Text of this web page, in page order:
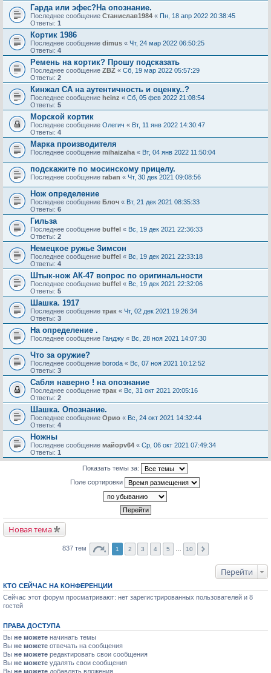
Гарда или эфес?На опознание.
Последнее сообщение Станислав1984 « Пн, 18 апр 2022 20:38:45
Ответы: 1
Кортик 1986
Последнее сообщение dimus « Чт, 24 мар 2022 06:50:25
Ответы: 4
Ремень на кортик? Прошу подсказать
Последнее сообщение ZBZ « Сб, 19 мар 2022 05:57:29
Ответы: 2
Кинжал СА на аyтентичность и оценкy..?
Последнее сообщение heinz « Сб, 05 фев 2022 21:08:54
Ответы: 5
Морской кортик
Последнее сообщение Олегич « Вт, 11 янв 2022 14:30:47
Ответы: 4
Марка производителя
Последнее сообщение mihaizaha « Вт, 04 янв 2022 11:50:04
подскажите по мосинскому прицелу.
Последнее сообщение raban « Чт, 30 дек 2021 09:08:56
Нож определение
Последнее сообщение Блоч « Вт, 21 дек 2021 08:35:33
Ответы: 6
Гильза
Последнее сообщение buffel « Вс, 19 дек 2021 22:36:33
Ответы: 2
Немецкое ружье Зимсон
Последнее сообщение buffel « Вс, 19 дек 2021 22:33:18
Ответы: 4
Штык-нож АК-47 вопрос по оригинальности
Последнее сообщение buffel « Вс, 19 дек 2021 22:32:06
Ответы: 5
Шашка. 1917
Последнее сообщение трак « Чт, 02 дек 2021 19:26:34
Ответы: 3
На определение .
Последнее сообщение Ганджу « Вс, 28 ноя 2021 14:07:30
Что за оружие?
Последнее сообщение boroda « Вс, 07 ноя 2021 10:12:52
Ответы: 3
Сабля наверно ! на опознание
Последнее сообщение трак « Вс, 31 окт 2021 20:05:16
Ответы: 2
Шашка. Опознание.
Последнее сообщение Орио « Вс, 24 окт 2021 14:32:44
Ответы: 4
Ножны
Последнее сообщение майорv64 « Ср, 06 окт 2021 07:49:34
Ответы: 1
Показать темы за:
Поле сортировки
Новая тема
837 тем 1 2 3 4 5 10
Перейти
КТО СЕЙЧАС НА КОНФЕРЕНЦИИ
Сейчас этот форум просматривают: нет зарегистрированных пользователей и 8
гостей
ПРАВА ДОСТУПА
Вы не можете начинать темы
Вы не можете отвечать на сообщения
Вы не можете редактировать свои сообщения
Вы не можете удалять свои сообщения
Вы не можете добавлять вложения